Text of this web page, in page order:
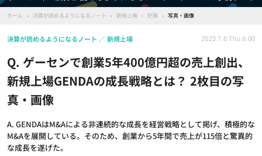
ホーム › 決算が読めるようになるノート › 新規上場 › 記事 › 写真・画像
Q. ゲーセンで創業5年400億円超の売上創出、
新規上場GENDAの成長戦略とは？ 2枚目の写
真・画像
A. GENDAはM&Aによる非連続的な成長を経営戦略として掲げ、積極的な
M&Aを展開している。そのため、創業から5年間で売上が115倍と驚異的
な成長を遂げた。
決算が読めるようになるノート 新規上場 2023.7.6 Thu 6:00